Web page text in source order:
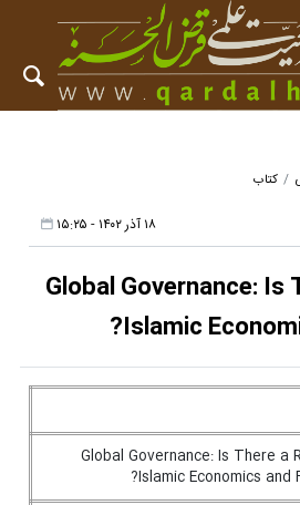
کتاب
۱۸ آذر ۱۴۰۲ - ۱۵:۲۵
Global Governance: Is
Islamic
Global Governance: Is There a
Islamic Economics and